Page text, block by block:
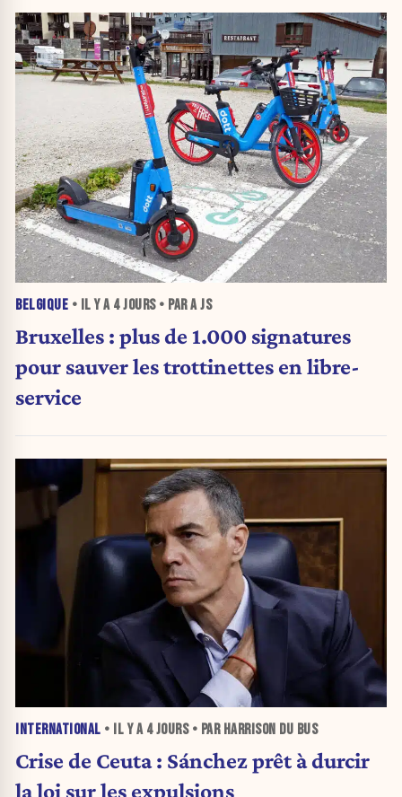
BELGIQUE • IL Y A 4 JOURS• PAR A JS
Bruxelles : plus de 1.000 signatures
pour sauver les trottinettes en libre-
service
INTERNATIONAL • IL Y A 4 JOURS• PAR HARRISON DU BUS
Crise de Ceuta : Sánchez prêt à durcir
la loi sur les expulsions